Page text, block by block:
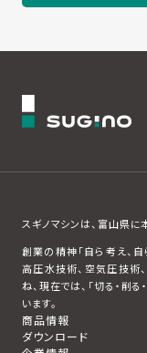
スギノマシンは、富山県に
創業の精神「自ら考え、
高圧水技術、空気圧技術
ね、現在では、「切る・削る
います。
商品情報
ダウンロード